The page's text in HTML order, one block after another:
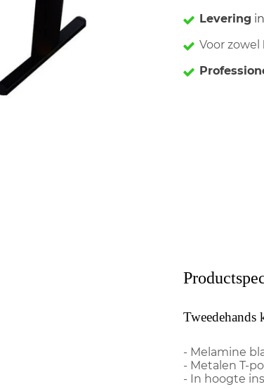
Levering
Voor zowel
Tweedehands
- Melamine
- Metalen T-
- In hoogte